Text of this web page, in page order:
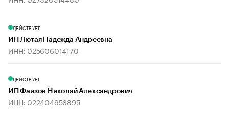
ДЕЙСТВУЕТ
ИП Лютая Надежда Андреевна
ИНН: 025606014170
ДЕЙСТВУЕТ
ИП Фаизов Николай Александрович
ИНН: 022404956895